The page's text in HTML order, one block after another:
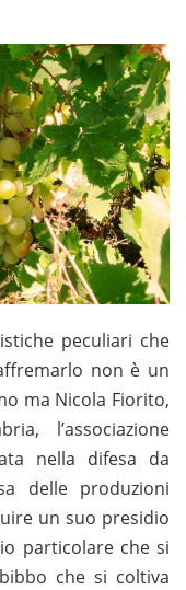
peculiari che
non è un
ma Nicola Fiorito,
l’associazione
nella difesa da
delle produzioni
un suo presidio
particolare che si
che si coltiva